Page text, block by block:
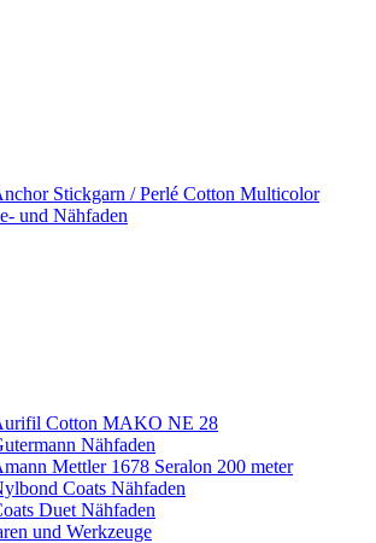
Stickgarn / Perlé Cotton Multicolor
und Nähfaden
Cotton MAKO NE 28
Nähfaden
Mettler 1678 Seralon 200 meter
Coats Nähfaden
Duet Nähfaden
und Werkzeuge